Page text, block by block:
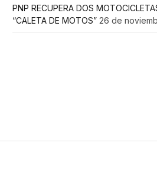
PNP RECUPERA DOS
“CALETA DE MOTOS” 26 de